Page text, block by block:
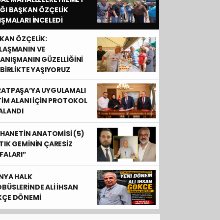
HOCA'M BU CAİZ Mİ ?
BAŞKAN ÖZÇELİK
İNCELEDİ
ÖZÇELİK:
VE
GÜZELLİĞİNİ
YAŞIYORUZ
UYGULAMALI
ALANI İÇİN PROTOKOL
ANATOMİSİ (5)
GEMİNİN ÇARESİZ
HALK
ALİ İHSAN
DÖNEMİ